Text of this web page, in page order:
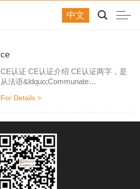
中文
ce
CE认证 CE认证介绍 CE认证两字，是
从法语&ldquo;Communate
同体的意思。欧洲共同体后来演变成了
欧洲联盟（简称欧盟）。CE代表欧洲统
一（CONFORMITE
EUROPEENNE）。事实上，CE还是欧
共体需多国家语种中的&rdquo;欧共体
&rdquo;这一词组的缩写，原来用英语词
组EUROPEAN COMMUNITY缩写为...
For Details >